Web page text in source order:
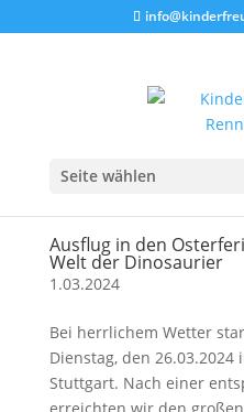
Seite wählen
Ausflug in den
Welt der Dinosaurier
1.03.2024
Bei herrlichem Wetter
Dienstag, den
Stuttgart. Nach einer